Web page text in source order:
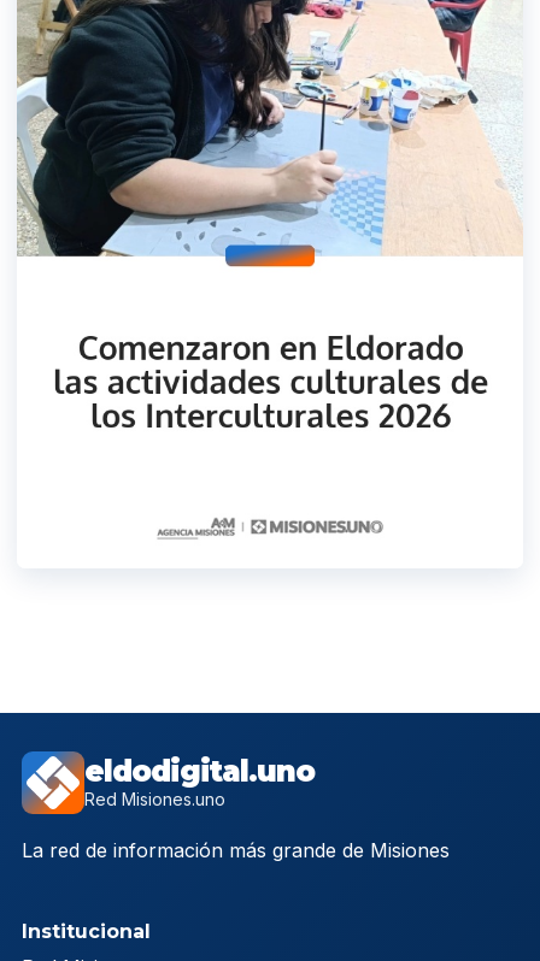
eldodigital.uno
Red Misiones.uno
La red de información más grande de Misiones
Institucional